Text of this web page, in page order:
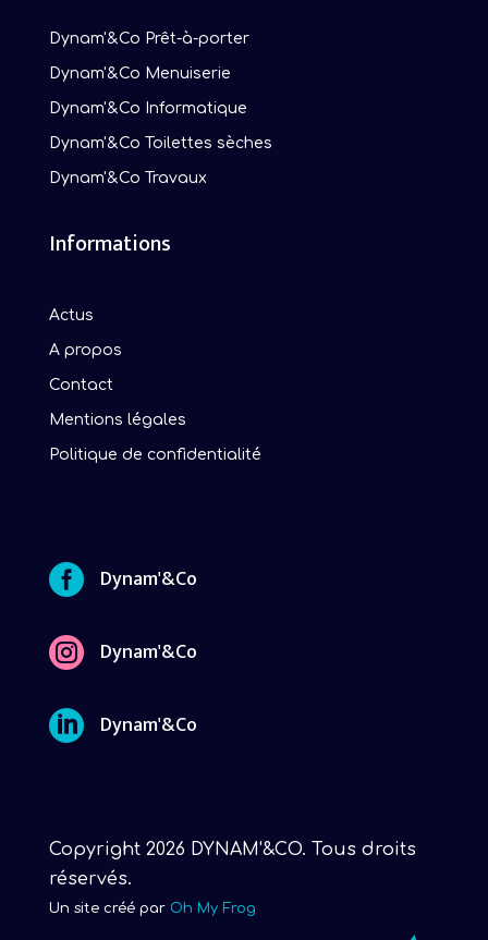
Dynam'&Co Prêt-à-porter
Dynam'&Co Menuiserie
Dynam'&Co Informatique
Dynam'&Co Toilettes sèches
Dynam'&Co Travaux
Informations
Actus
A propos
Contact
Mentions légales
Politique de confidentialité
 Dynam'&Co
 Dynam'&Co
 Dynam'&Co
Copyright 2026 DYNAM'&CO. Tous droits
réservés.
Un site créé par Oh My Frog